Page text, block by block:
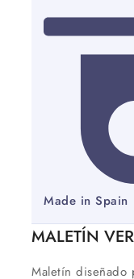
Made in Spain
MALETÍN
Maletín diseñado